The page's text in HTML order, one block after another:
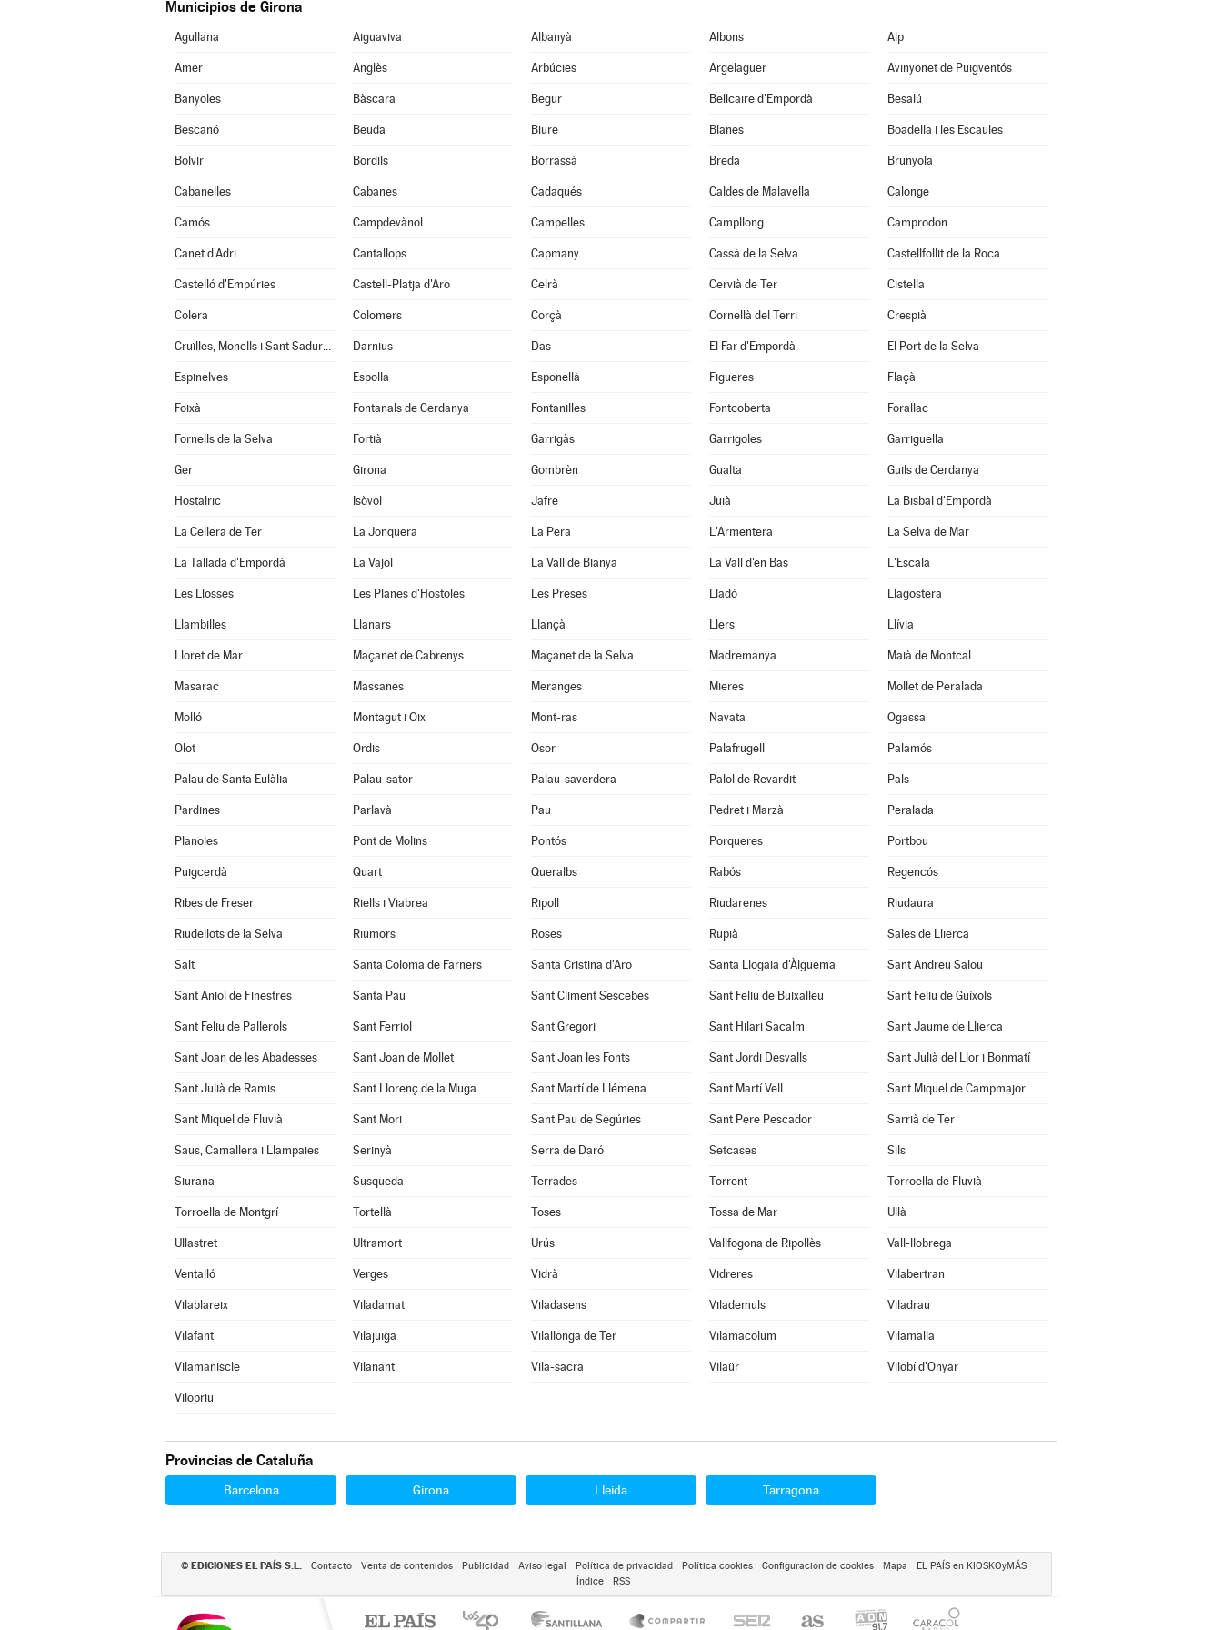
Municipios de Girona
Agullana Aiguaviva Albanyà Albons Alp
Amer Anglès Arbúcies Argelaguer Avinyonet de Puigventós
Banyoles Bàscara Begur Bellcaire d'Empordà Besalú
Bescanó Beuda Biure Blanes Boadella i les Escaules
Bolvir Bordils Borrassà Breda Brunyola
Cabanelles Cabanes Cadaqués Caldes de Malavella Calonge
Camós Campdevànol Campelles Campllong Camprodon
Canet d'Adri Cantallops Capmany Cassà de la Selva Castellfollit de la Roca
Castelló d'Empúries Castell-Platja d'Aro Celrà Cervià de Ter Cistella
Colera Colomers Corçà Cornellà del Terri Crespià
Cruïlles, Monells i Sant Sadurní de l'Heura Darnius Das El Far d'Empordà El Port de la Selva
Espinelves Espolla Esponellà Figueres Flaçà
Foixà Fontanals de Cerdanya Fontanilles Fontcoberta Forallac
Fornells de la Selva Fortià Garrigàs Garrigoles Garriguella
Ger Girona Gombrèn Gualta Guils de Cerdanya
Hostalric Isòvol Jafre Juià La Bisbal d'Empordà
La Cellera de Ter La Jonquera La Pera L'Armentera La Selva de Mar
La Tallada d'Empordà La Vajol La Vall de Bianya La Vall d'en Bas L'Escala
Les Llosses Les Planes d'Hostoles Les Preses Lladó Llagostera
Llambilles Llanars Llançà Llers Llívia
Lloret de Mar Maçanet de Cabrenys Maçanet de la Selva Madremanya Maià de Montcal
Masarac Massanes Meranges Mieres Mollet de Peralada
Molló Montagut i Oix Mont-ras Navata Ogassa
Olot Ordis Osor Palafrugell Palamós
Palau de Santa Eulàlia Palau-sator Palau-saverdera Palol de Revardit Pals
Pardines Parlavà Pau Pedret i Marzà Peralada
Planoles Pont de Molins Pontós Porqueres Portbou
Puigcerdà Quart Queralbs Rabós Regencós
Ribes de Freser Riells i Viabrea Ripoll Riudarenes Riudaura
Riudellots de la Selva Riumors Roses Rupià Sales de Llierca
Salt Santa Coloma de Farners Santa Cristina d'Aro Santa Llogaia d'Àlguema Sant Andreu Salou
Sant Aniol de Finestres Santa Pau Sant Climent Sescebes Sant Feliu de Buixalleu Sant Feliu de Guíxols
Sant Feliu de Pallerols Sant Ferriol Sant Gregori Sant Hilari Sacalm Sant Jaume de Llierca
Sant Joan de les Abadesses Sant Joan de Mollet Sant Joan les Fonts Sant Jordi Desvalls Sant Julià del Llor i Bonmatí
Sant Julià de Ramis Sant Llorenç de la Muga Sant Martí de Llémena Sant Martí Vell Sant Miquel de Campmajor
Sant Miquel de Fluvià Sant Mori Sant Pau de Segúries Sant Pere Pescador Sarrià de Ter
Saus, Camallera i Llampaies Serinyà Serra de Daró Setcases Sils
Siurana Susqueda Terrades Torrent Torroella de Fluvià
Torroella de Montgrí Tortellà Toses Tossa de Mar Ullà
Ullastret Ultramort Urús Vallfogona de Ripollès Vall-llobrega
Ventalló Verges Vidrà Vidreres Vilabertran
Vilablareix Viladamat Viladasens Vilademuls Viladrau
Vilafant Vilajuïga Vilallonga de Ter Vilamacolum Vilamalla
Vilamaniscle Vilanant Vila-sacra Vilaür Vilobí d'Onyar
Vilopriu
Provincias de Cataluña
Barcelona Girona Lleida Tarragona
© EDICIONES EL PAÍS S.L. Contacto Venta de contenidos Publicidad Aviso legal Política de privacidad Política cookies Configuración de cookies Mapa
EL PAÍS en KIOSKOyMÁS
Índice
RSS